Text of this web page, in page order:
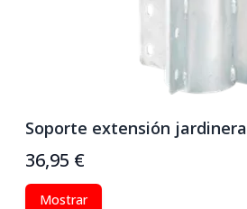
Soporte extensión jardinera
36,95 €
Mostrar